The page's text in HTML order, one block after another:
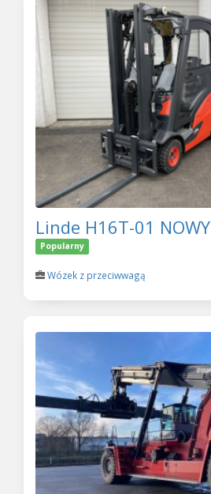
Linde H16T-01 NOWY
Popularny
Wózek z przeciwwagą